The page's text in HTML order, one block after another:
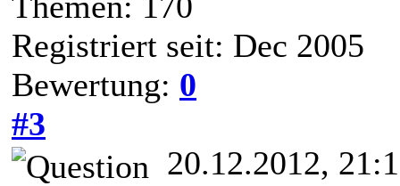
Registriert seit: Dec 2005
Bewertung: 0
#3
20.12.2012,